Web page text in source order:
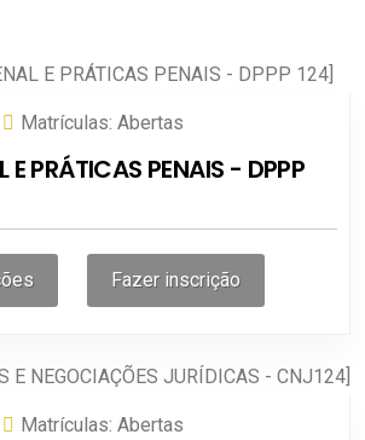
Matrículas: Abertas
E PRÁTICAS PENAIS - DPPP
Fazer inscrição
Matrículas: Abertas